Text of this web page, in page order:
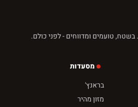
טועמים ומדווחים - לפני כולם.
מסעדות
בראנץ'
מזון מהיר